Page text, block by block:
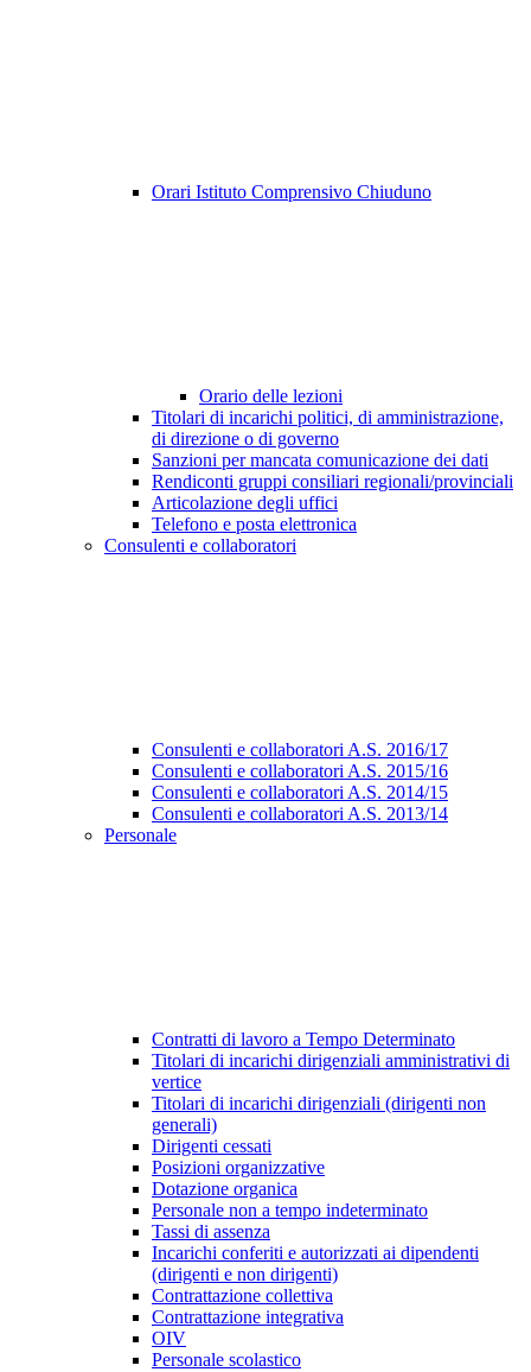
Orari Istituto Comprensivo Chiuduno
Orario delle lezioni
Titolari di incarichi politici, di amministrazione,
di direzione o di governo
Sanzioni per mancata comunicazione dei dati
Rendiconti gruppi consiliari regionali/provinciali
Articolazione degli uffici
Telefono e posta elettronica
Consulenti e collaboratori
Consulenti e collaboratori A.S. 2016/17
Consulenti e collaboratori A.S. 2015/16
Consulenti e collaboratori A.S. 2014/15
Consulenti e collaboratori A.S. 2013/14
Personale
Contratti di lavoro a Tempo Determinato
Titolari di incarichi dirigenziali amministrativi di
vertice
Titolari di incarichi dirigenziali (dirigenti non
generali)
Dirigenti cessati
Posizioni organizzative
Dotazione organica
Personale non a tempo indeterminato
Tassi di assenza
Incarichi conferiti e autorizzati ai dipendenti
(dirigenti e non dirigenti)
Contrattazione collettiva
Contrattazione integrativa
OIV
Personale scolastico